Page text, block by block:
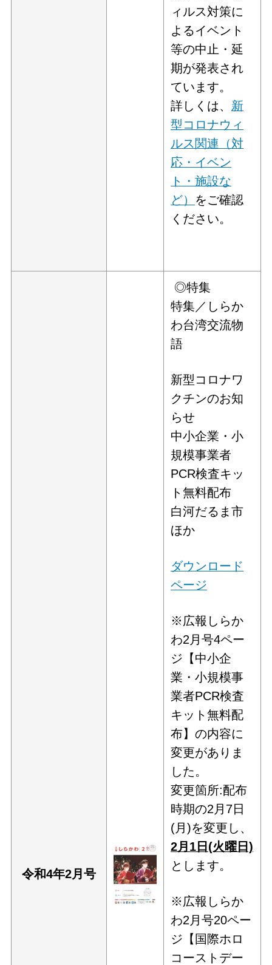
ィルス対策に
よるイベント
等の中止・延
期が発表され
ています。
詳しくは、 新
型コロナウィ
ルス関連（対
応・イベン
ト・施設な
ど） をご確認
ください。
令和4年2月号
◎特集
特集／しらか
わ台湾交流物
語
新型コロナワ
クチンのお知
らせ
中小企業・小
規模事業者
PCR検査キッ
ト無料配布
白河だるま市
ほか
ダウンロード
ページ
※広報しらか
わ2月号4ペー
ジ【中小企
業・小規模事
業者PCR検査
キット無料配
布】の内容に
変更がありま
した。
変更箇所:配布
時期の2月7日
(月)を変更し、
2月1日(火曜日)
とします。
※広報しらか
わ2月号20ペー
ジ【国際ホロ
コーストデー